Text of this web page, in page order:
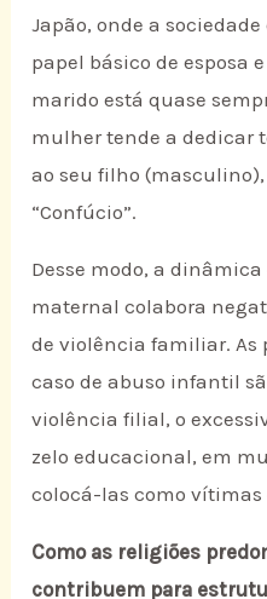
Japão, onde a
papel básico de esposa
marido está quase
mulher tende a dedicar
ao seu filho
“Confúcio”.
Desse modo, a
maternal colabora
de violência familiar. As
caso de abuso infantil
violência filial, o
zelo educacional, em
colocá-las como vítimas
Como as religiões
contribuem para